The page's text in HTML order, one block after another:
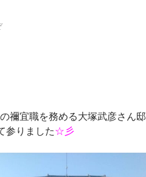
禰宜職を務める大塚武彦さん邸
参りました☆彡